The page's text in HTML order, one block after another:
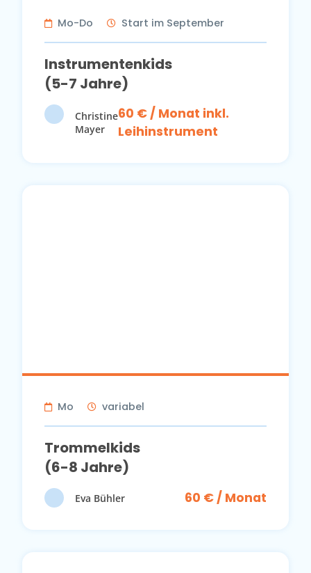
Mo-Do Start im September
Instrumentenkids
(5-7 Jahre)
Christine
Mayer
60 € / Monat inkl.
Leihinstrument
Mo variabel
Trommelkids
(6-8 Jahre)
Eva Bühler 60 € / Monat